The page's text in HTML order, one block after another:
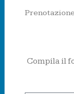
Compila il